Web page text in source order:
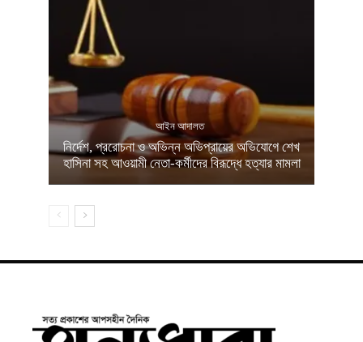
আইন আদালত
নির্দেশ, প্ররোচনা ও অভিন্ন অভিপ্রায়ের অভিযোগে শেখ
হাসিনা সহ আওয়ামী নেতা-কর্মীদের বিরূদ্ধে হত্যার মামলা